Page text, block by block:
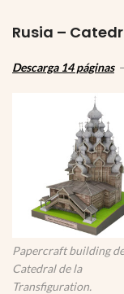
Rusia –
Descarga 14 páginas–
Papercraft building
Catedral de la
Transfiguration.